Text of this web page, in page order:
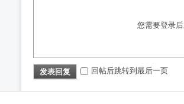
您需要登录
发表回复 回帖后跳转到最后一页